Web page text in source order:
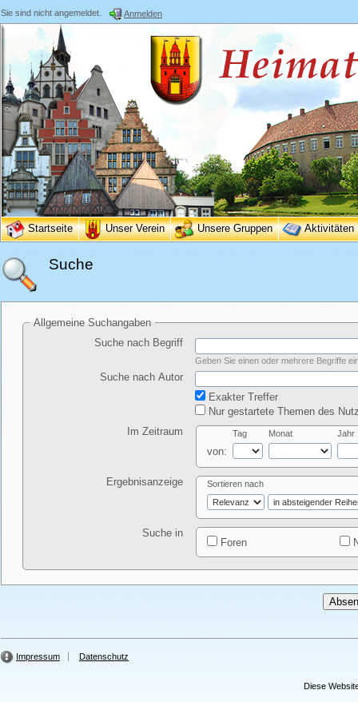
Sie sind nicht angemeldet. Anmelden
Startseite Unser Verein Unsere Gruppen Aktivitäten
Suche
Allgemeine Suchangaben
Suche nach Begriff
Geben Sie einen oder mehrere Begriffe
Suche nach Autor
Exakter Treffer
Nur gestartete Themen des
Im Zeitraum
von:
Tag Monat Jahr
Ergebnisanzeige Sortieren nach
Suche in
Foren
Impressum Datenschutz
Diese